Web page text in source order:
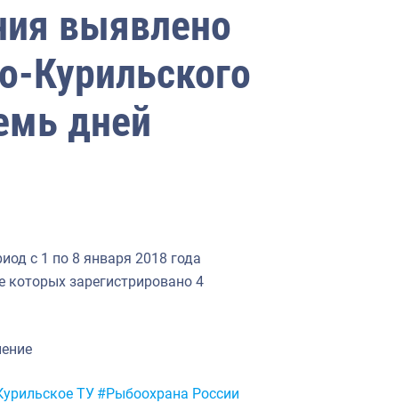
выявлено
Курильского
дней
с 1 по 8 января 2018 года
которых зарегистрировано 4
ТУ #Рыбоохрана России